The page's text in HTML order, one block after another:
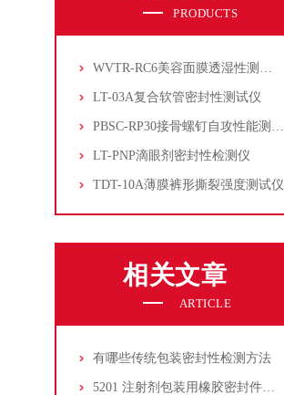
PRODUCTS
WVTR-RC6美容面膜透湿性测试仪
LT-03A复合软管密封性测试仪
PBSC-RP30接骨螺钉自攻性能测试‌仪
LT-PNP滴眼剂密封性检测仪
TDT-10A薄膜裤形撕裂强度测试仪
相关文章
ARTICLE
有哪些传统包装密封性检测方法
5201 注射剂包装用橡胶密封件通则-胶塞穿刺力